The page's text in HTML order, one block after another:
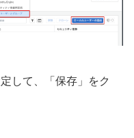
して、「保存」をク